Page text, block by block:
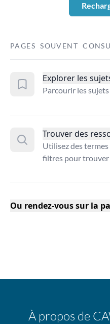
PAGES SOUVENT
Explorer les
Parcourir les
Trouver des
Utilisez des
filtres pour trouver
Ou rendez-vous sur la
À propos de